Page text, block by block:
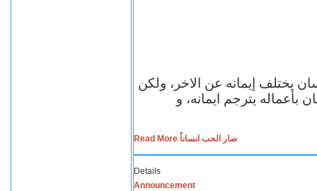
يختلف إيمانه عن الاخر، ولكن
بأعماله يترجم ايمانه، و
Read More صار الحب انساناً
Details
Announcement